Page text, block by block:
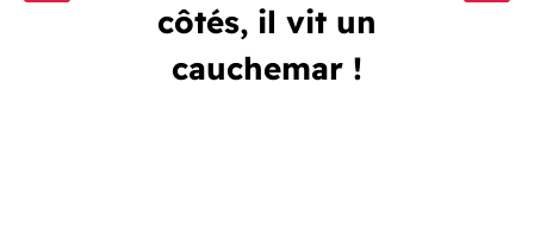
côtés, il vit un
cauchemar !